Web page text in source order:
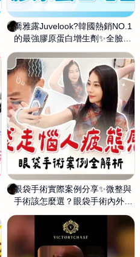
饒
青
昀
喬雅露Juvelook?韓國熱銷NO.1
的最強膠原蛋白增生劑✨全臉增
生保濕提亮新武器！
饒
青
昀
眼袋手術實際案例分享✨微整與
手術該怎麼選？眼袋手術內外開
的差別是什麼？